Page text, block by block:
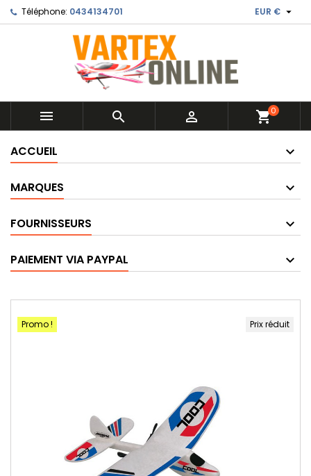
Téléphone: 0434134701 EUR € 
   shopping_cart0
ACCUEIL
MARQUES
FOURNISSEURS
PAIEMENT VIA PAYPAL
Promo ! Prix réduit